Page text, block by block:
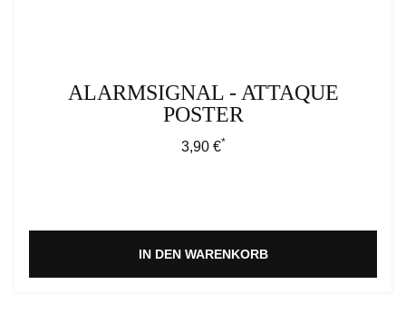
ALARMSIGNAL - ATTAQUE
POSTER
Regulärer Preis:
3,90 €*
IN DEN WARENKORB